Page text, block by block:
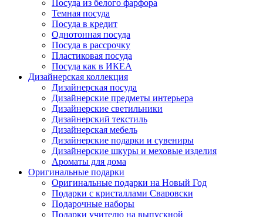
Посуда из белого фарфора
Темная посуда
Посуда в кредит
Однотонная посуда
Посуда в рассрочку
Пластиковая посуда
Посуда как в ИКЕА
Дизайнерская коллекция
Дизайнерская посуда
Дизайнерские предметы интерьера
Дизайнерские светильники
Дизайнерский текстиль
Дизайнерская мебель
Дизайнерские подарки и сувениры
Дизайнерские шкуры и меховые изделия
Ароматы для дома
Оригинальные подарки
Оригинальные подарки на Новый Год
Подарки с кристаллами Сваровски
Подарочные наборы
Подарки учителю на выпускной